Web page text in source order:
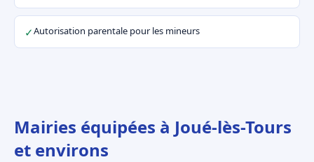
✓Autorisation parentale pour les mineurs
Mairies équipées à Joué-lès-Tours
et environs